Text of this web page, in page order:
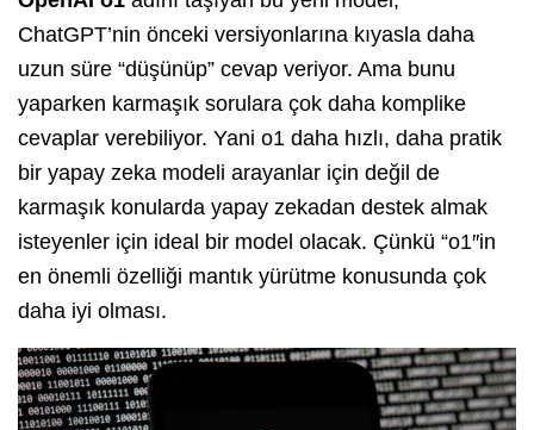
ChatGPT’nin önceki versiyonlarına kıyasla daha
uzun süre “düşünüp” cevap veriyor. Ama bunu
yaparken karmaşık sorulara çok daha komplike
cevaplar verebiliyor. Yani o1 daha hızlı, daha pratik
bir yapay zeka modeli arayanlar için değil de
karmaşık konularda yapay zekadan destek almak
isteyenler için ideal bir model olacak. Çünkü “o1″in
en önemli özelliği mantık yürütme konusunda çok
daha iyi olması.